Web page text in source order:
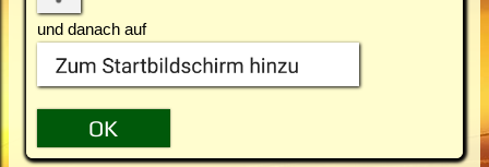
und danach auf